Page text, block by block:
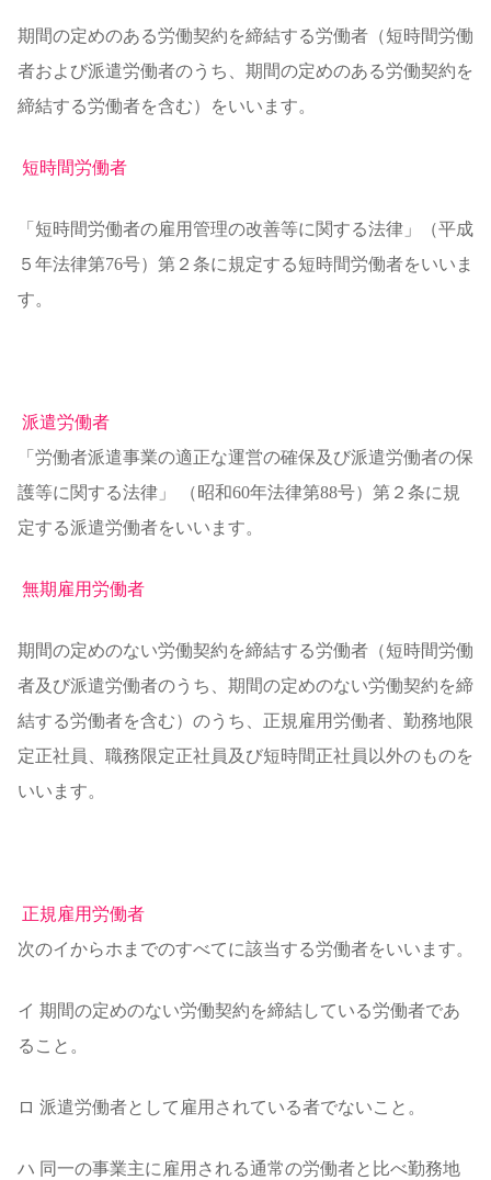
期間の定めのある労働契約を締結する労働者（短時間労働
者および派遣労働者のうち、期間の定めのある労働契約を
締結する労働者を含む）をいいます。
短時間労働者
「短時間労働者の雇用管理の改善等に関する法律」（平成
５年法律第76号）第２条に規定する短時間労働者をいいま
す。
派遣労働者
「労働者派遣事業の適正な運営の確保及び派遣労働者の保
護等に関する法律」 （昭和60年法律第88号）第２条に規
定する派遣労働者をいいます。
無期雇用労働者
期間の定めのない労働契約を締結する労働者（短時間労働
者及び派遣労働者のうち、期間の定めのない労働契約を締
結する労働者を含む）のうち、正規雇用労働者、勤務地限
定正社員、職務限定正社員及び短時間正社員以外のものを
いいます。
正規雇用労働者
次のイからホまでのすべてに該当する労働者をいいます。
イ 期間の定めのない労働契約を締結している労働者であ
ること。
ロ 派遣労働者として雇用されている者でないこと。
ハ 同一の事業主に雇用される通常の労働者と比べ勤務地